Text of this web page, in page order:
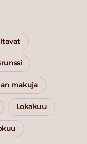
makuja
Lokakuu